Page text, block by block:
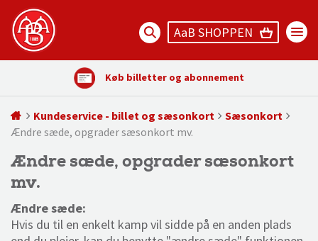
AaB SHOPPEN
Køb billetter og abonnement
Kundeservice - billet og sæsonkort
Sæsonkort
Ændre sæde, opgrader sæsonkort mv.
Ændre sæde, opgrader sæsonkort
mv.
Ændre sæde:
Hvis du til en enkelt kamp vil sidde på en anden plads